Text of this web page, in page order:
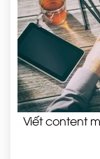
Viết content